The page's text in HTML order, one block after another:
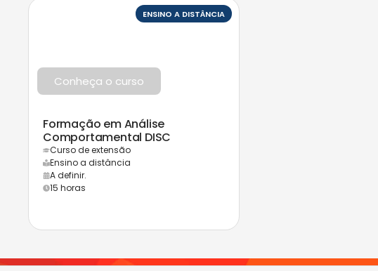
Conheça o curso
ENSINO A DISTÂNCIA
Formação em Análise
Comportamental DISC
Curso de extensão
Ensino a distância
A definir.
15 horas